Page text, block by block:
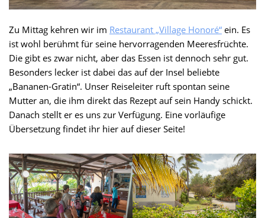
Zu Mittag kehren wir im Restaurant „Village Honoré“ ein. Es
ist wohl berühmt für seine hervorragenden Meeresfrüchte.
Die gibt es zwar nicht, aber das Essen ist dennoch sehr gut.
Besonders lecker ist dabei das auf der Insel beliebte
„Bananen-Gratin“. Unser Reiseleiter ruft spontan seine
Mutter an, die ihm direkt das Rezept auf sein Handy schickt.
Danach stellt er es uns zur Verfügung. Eine vorläufige
Übersetzung findet ihr hier auf dieser Seite!